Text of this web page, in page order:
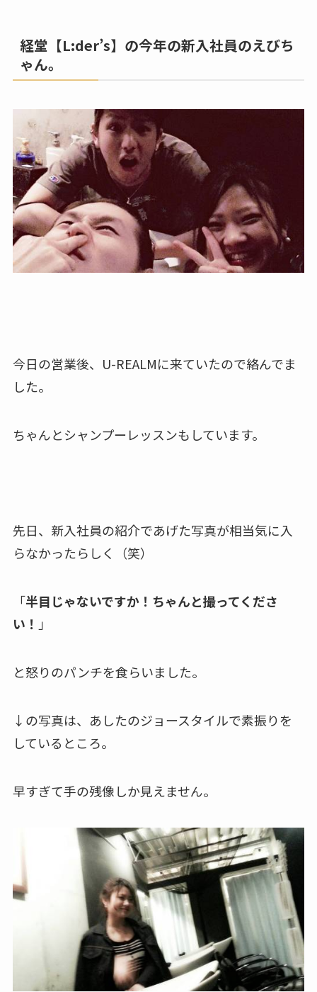
経堂【L:der’s】の今年の新入社員のえびち
ゃん。
今日の営業後、U-REALMに来ていたので絡んでま
した。
ちゃんとシャンプーレッスンもしています。
先日、新入社員の紹介であげた写真が相当気に入
らなかったらしく（笑）
「半目じゃないですか！ちゃんと撮ってくださ
い！ 」
と怒りのパンチを食らいました。
↓の写真は、あしたのジョースタイルで素振りを
しているところ。
早すぎて手の残像しか見えません。